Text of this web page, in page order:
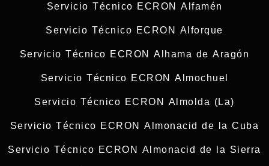
Servicio Técnico ECRON Alfamén
Servicio Técnico ECRON Alforque
Servicio Técnico ECRON Alhama de Aragón
Servicio Técnico ECRON Almochuel
Servicio Técnico ECRON Almolda (La)
Servicio Técnico ECRON Almonacid de la Cuba
Servicio Técnico ECRON Almonacid de la Sierra